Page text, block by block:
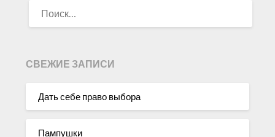
СВЕЖИЕ ЗАПИСИ
Дать себе право выбора
Пампушки